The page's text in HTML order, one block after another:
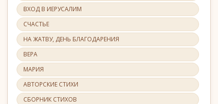
ВХОД В ИЕРУСАЛИМ
СЧАСТЬЕ
НА ЖАТВУ, ДЕНЬ БЛАГОДАРЕНИЯ
ВЕРА
МАРИЯ
АВТОРСКИЕ СТИХИ
СБОРНИК СТИХОВ